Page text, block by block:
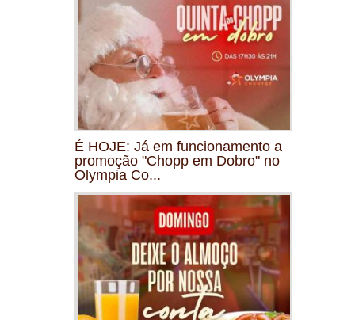
É HOJE: Já em funcionamento a
promoção "Chopp em Dobro" no
Olympia Co...